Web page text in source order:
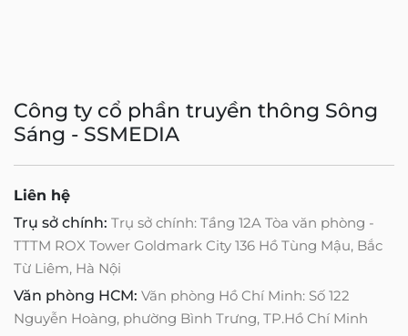
Công ty cổ phần truyền thông Sông
Sáng - SSMEDIA
Liên hệ
Trụ sở chính: Trụ sở chính: Tầng 12A Tòa văn phòng -
TTTM ROX Tower Goldmark City 136 Hồ Tùng Mậu, Bắc
Từ Liêm, Hà Nội
Văn phòng HCM: Văn phòng Hồ Chí Minh: Số 122
Nguyễn Hoàng, phường Bình Trưng, TP.Hồ Chí Minh